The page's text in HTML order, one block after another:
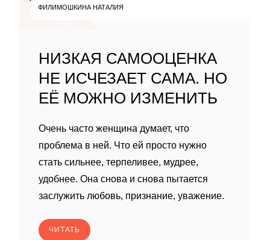
ФИЛИМОШКИНА НАТАЛИЯ
НИЗКАЯ САМООЦЕНКА
НЕ ИСЧЕЗАЕТ САМА. НО
ЕЁ МОЖНО ИЗМЕНИТЬ
Очень часто женщина думает, что
проблема в ней. Что ей просто нужно
стать сильнее, терпеливее, мудрее,
удобнее. Она снова и снова пытается
заслужить любовь, признание, уважение.
ЧИТАТЬ